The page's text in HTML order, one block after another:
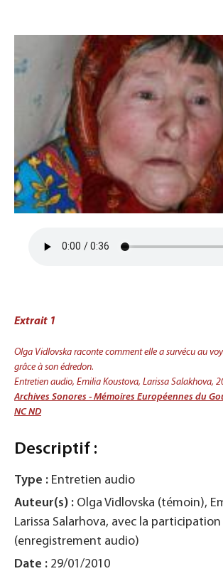
Extrait 1
Olga Vidlovska raconte comment elle a survécu au
grâce à son édredon.
Entretien audio, Emilia Koustova, Larissa Salakhova,
Archives Sonores - Mémoires Européennes du
NC ND
Descriptif :
Type : Entretien audio
Auteur(s) : Olga Vidlovska (témoin),
Larissa Salarhova, avec la
(enregistrement audio)
Date : 29/01/2010